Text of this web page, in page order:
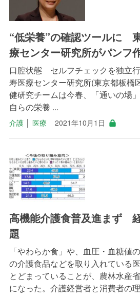
“低栄養”の確認ツールに
療センター研究所がパンフ
口腔状態 セルフチェックを独立
寿医療センター研究所(東京都板橋
健研究チームは今春、「通いの場
自らの栄養 ...
介護│ 医療 2021年10月1日
高機能介護食普及進まず
題
「やわらか食」や、血圧・血糖値
の介護食品などを取り入れている
とどまっていることが、農林水産
になった。介護経営者と消費者の